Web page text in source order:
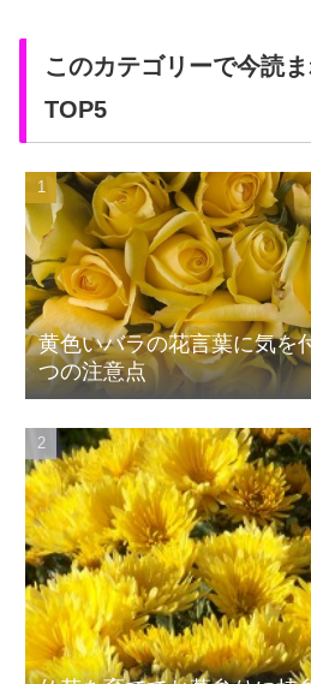
このカテゴリーで今読
TOP5
黄色いバラの花言葉に気を
つの注意点